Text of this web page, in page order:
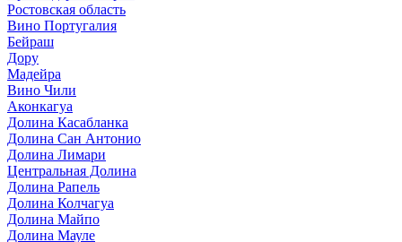
Ростовская область
Вино Португалия
Бейраш
Дору
Мадейра
Вино Чили
Аконкагуа
Долина Касабланка
Долина Сан Антонио
Долина Лимари
Центральная Долина
Долина Рапель
Долина Колчагуа
Долина Майпо
Долина Мауле